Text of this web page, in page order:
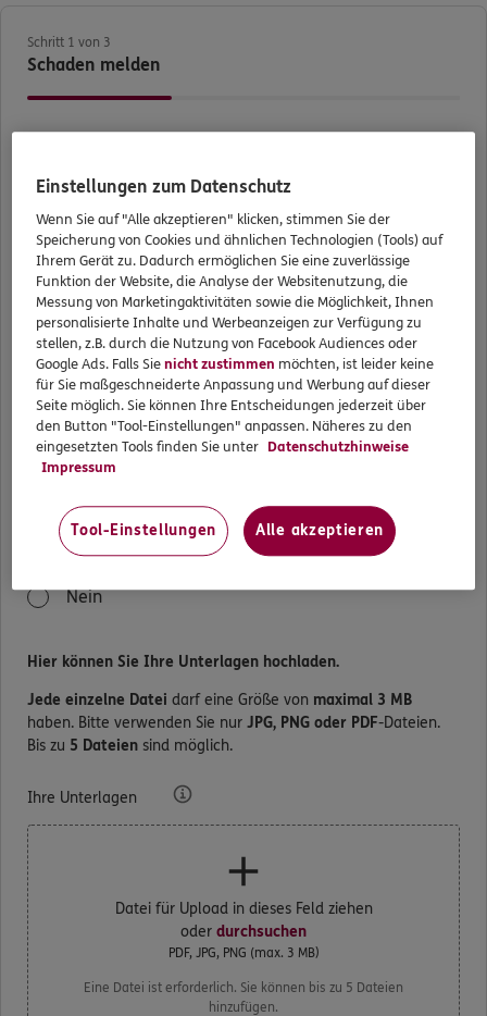
Bequem online oder telefonisch.
Mo–Sa 7–20 Uhr (gebührenfrei)
ERGO Berater finden
Kundenportal Log-in
Schritt 1 von 3
Schaden melden
Nein
Sind Sie privat krankenversichert?
Ja
Nein
Ja
Nein
Hier können Sie Ihre Unterlagen hochladen.
Jede einzelne Datei darf eine Größe von maximal 3 MB
haben. Bitte verwenden Sie nur JPG, PNG oder PDF-Dateien.
Bis zu 5 Dateien sind möglich.
Ihre Unterlagen
Datei für Upload in dieses Feld ziehen
oder durchsuchen
PDF, JPG, PNG (max. 3 MB)
Eine Datei ist erforderlich. Sie können bis zu 5 Dateien
hinzufügen.
Einstellungen zum Datenschutz
Wenn Sie auf "Alle akzeptieren" klicken, stimmen Sie der
Speicherung von Cookies und ähnlichen Technologien (Tools) auf
Ihrem Gerät zu. Dadurch ermöglichen Sie eine zuverlässige
Funktion der Website, die Analyse der Websitenutzung, die
Messung von Marketingaktivitäten sowie die Möglichkeit, Ihnen
personalisierte Inhalte und Werbeanzeigen zur Verfügung zu
stellen, z.B. durch die Nutzung von Facebook Audiences oder
Google Ads. Falls Sienicht zustimmen möchten, ist leider keine
für Sie maßgeschneiderte Anpassung und Werbung auf dieser
Seite möglich. Sie können Ihre Entscheidungen jederzeit über
den Button "Tool-Einstellungen" anpassen. Näheres zu den
eingesetzten Tools finden Sie unter Datenschutzhinweise
Impressum
Tool-Einstellungen Alle akzeptieren